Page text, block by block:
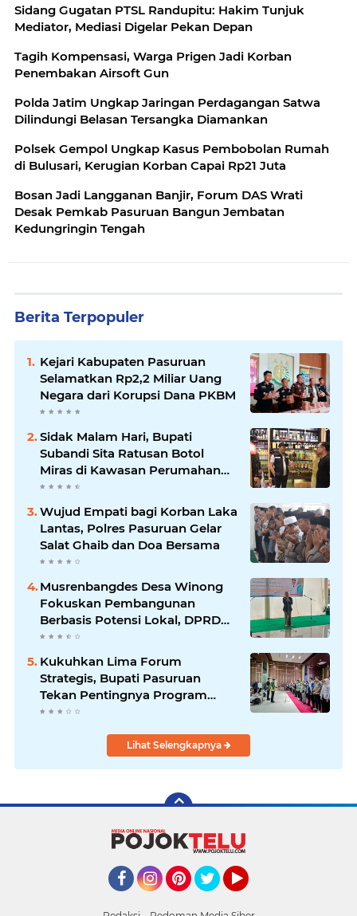
Sidang Gugatan PTSL Randupitu: Hakim Tunjuk
Mediator, Mediasi Digelar Pekan Depan
Tagih Kompensasi, Warga Prigen Jadi Korban
Penembakan Airsoft Gun
Polda Jatim Ungkap Jaringan Perdagangan Satwa
Dilindungi Belasan Tersangka Diamankan
Polsek Gempol Ungkap Kasus Pembobolan Rumah
di Bulusari, Kerugian Korban Capai Rp21 Juta
Bosan Jadi Langganan Banjir, Forum DAS Wrati
Desak Pemkab Pasuruan Bangun Jembatan
Kedungringin Tengah
Berita Terpopuler
Kejari Kabupaten Pasuruan
Selamatkan Rp2,2 Miliar Uang
Negara dari Korupsi Dana PKBM
Sidak Malam Hari, Bupati
Subandi Sita Ratusan Botol
Miras di Kawasan Perumahan
Sidoarjo
Wujud Empati bagi Korban Laka
Lantas, Polres Pasuruan Gelar
Salat Ghaib dan Doa Bersama
Musrenbangdes Desa Winong
Fokuskan Pembangunan
Berbasis Potensi Lokal, DPRD
Optimistis Meski Dihantam
Efisiensi Anggaran
Kukuhkan Lima Forum
Strategis, Bupati Pasuruan
Tekan Pentingnya Program
Nyata untuk Rakyat
Lihat Selengkapnya